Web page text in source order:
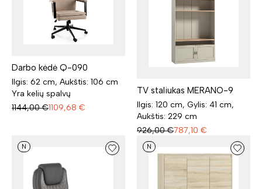
Darbo kėdė Q-090
Ilgis: 62 cm, Aukštis: 106 cm
Yra kelių spalvų
1144,00 €1109,68 €
TV staliukas MERANO-9
Ilgis: 120 cm, Gylis: 41 cm,
Aukštis: 229 cm
926,00 €787,10 €
N N